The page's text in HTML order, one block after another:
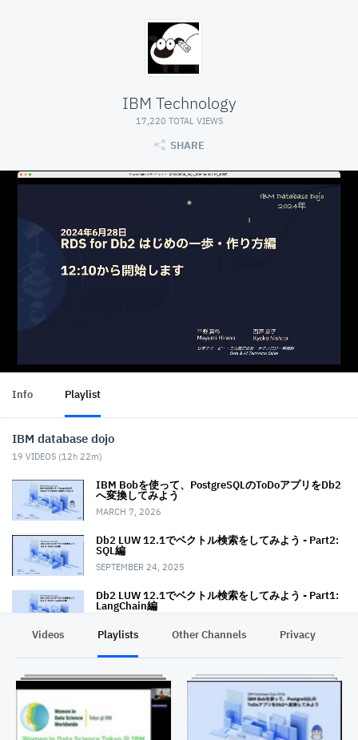
IBM Technology
17,220 TOTAL VIEWS
SHARE
Info Playlist
IBM database dojo
19 VIDEOS (12h 22m)
IBM Bobを使って、PostgreSQLのToDoアプリをDb2
へ変換してみよう
MARCH 7, 2026
Db2 LUW 12.1でベクトル検索をしてみよう - Part2:
SQL編
SEPTEMBER 24, 2025
Db2 LUW 12.1でベクトル検索をしてみよう - Part1:
LangChain編
watsonx.data上のベクトル・データベース Milvusを
見てみよう
APRIL 30, 2025
Videos Playlists Other Channels Privacy